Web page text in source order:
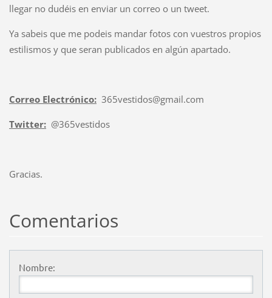
llegar no dudéis en enviar un correo o un tweet.
Ya sabeis que me podeis mandar fotos con vuestros propios
estilismos y que seran publicados en algún apartado.
Correo Electrónico:365vestidos@gmail.com
Twitter:@365vestidos
Gracias.
Comentarios
Nombre: